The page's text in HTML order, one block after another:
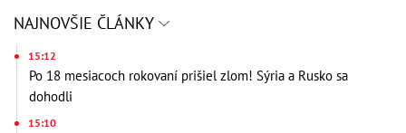
NAJNOVŠIE ČLÁNKY
15:12
Po 18 mesiacoch rokovaní prišiel zlom! Sýria a Rusko sa
dohodli
15:10